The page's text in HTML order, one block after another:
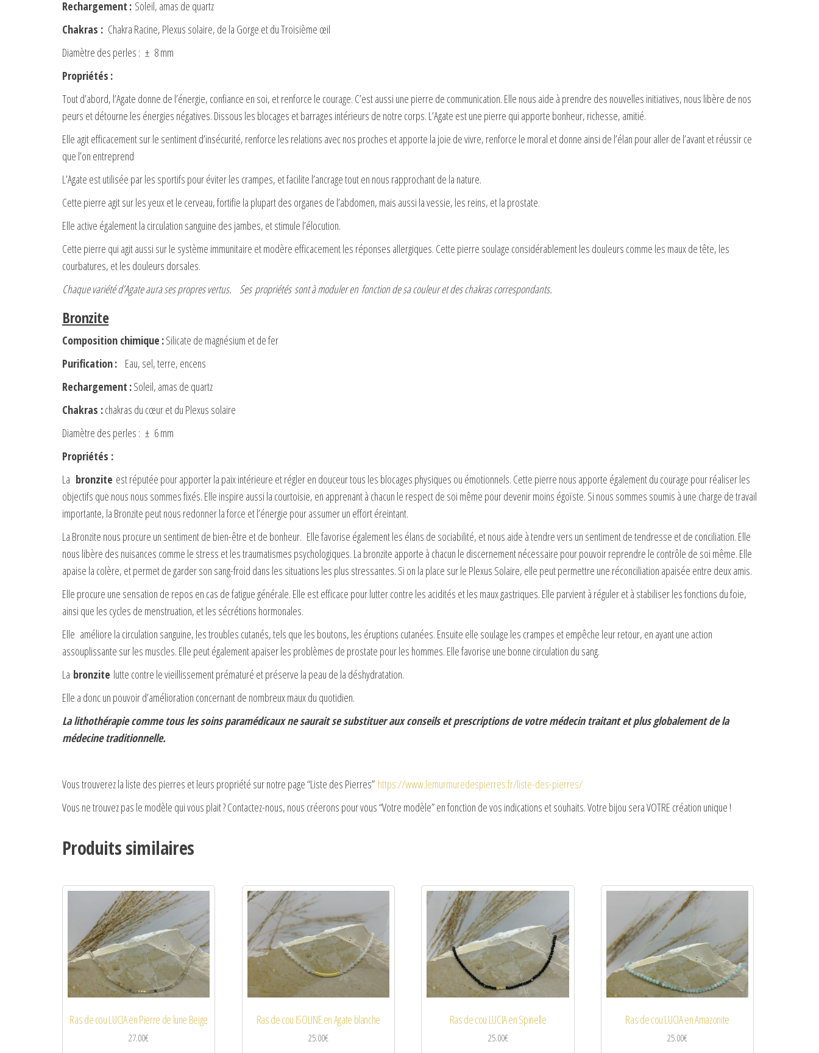
Rechargement : Soleil, amas de quartz
Chakras : Chakra Racine, Plexus solaire, de la Gorge et du Troisième œil
Diamètre des perles : ± 8 mm
Propriétés :
Tout d’abord, l’Agate donne de l’énergie, confiance en soi, et renforce le courage. C’est aussi une pierre de communication. Elle nous aide à prendre des nouvelles initiatives, nous libère de nos
peurs et détourne les énergies négatives. Dissous les blocages et barrages intérieurs de notre corps. L’Agate est une pierre qui apporte bonheur, richesse, amitié.
Elle agit efficacement sur le sentiment d’insécurité, renforce les relations avec nos proches et apporte la joie de vivre, renforce le moral et donne ainsi de l’élan pour aller de l’avant et réussir ce
que l’on entreprend
L’Agate est utilisée par les sportifs pour éviter les crampes, et facilite l’ancrage tout en nous rapprochant de la nature.
Cette pierre agit sur les yeux et le cerveau, fortifie la plupart des organes de l’abdomen, mais aussi la vessie, les reins, et la prostate.
Elle active également la circulation sanguine des jambes, et stimule l’élocution.
Cette pierre qui agit aussi sur le système immunitaire et modère efficacement les réponses allergiques. Cette pierre soulage considérablement les douleurs comme les maux de tête, les
courbatures, et les douleurs dorsales.
Chaque variété d’Agate aura ses propres vertus. Ses propriétés sont à moduler en fonction de sa couleur et des chakras correspondants.
Bronzite
Composition chimique :Silicate de magnésium et de fer
Purification: Eau, sel, terre, encens
Rechargement :Soleil, amas de quartz
Chakras :chakras du cœur et du Plexus solaire
Diamètre des perles : ± 6 mm
Propriétés :
La bronzite est réputée pour apporter la paix intérieure et régler en douceur tous les blocages physiques ou émotionnels. Cette pierre nous apporte également du courage pour réaliser les
objectifs que nous nous sommes fixés. Elle inspire aussi la courtoisie, en apprenant à chacun le respect de soi même pour devenir moins égoïste. Si nous sommes soumis à une charge de travail
importante, la Bronzite peut nous redonner la force et l’énergie pour assumer un effort éreintant.
La Bronzite nous procure un sentiment de bien-être et de bonheur. Elle favorise également les élans de sociabilité, et nous aide à tendre vers un sentiment de tendresse et de conciliation. Elle
nous libère des nuisances comme le stress et les traumatismes psychologiques. La bronzite apporte à chacun le discernement nécessaire pour pouvoir reprendre le contrôle de soi même. Elle
apaise la colère, et permet de garder son sang-froid dans les situations les plus stressantes. Si on la place sur le Plexus Solaire, elle peut permettre une réconciliation apaisée entre deux amis.
Elle procure une sensation de repos en cas de fatigue générale. Elle est efficace pour lutter contre les acidités et les maux gastriques. Elle parvient à réguler et à stabiliser les fonctions du foie,
ainsi que les cycles de menstruation, et les sécrétions hormonales.
Elle améliore la circulation sanguine, les troubles cutanés, tels que les boutons, les éruptions cutanées. Ensuite elle soulage les crampes et empêche leur retour, en ayant une action
assouplissante sur les muscles. Elle peut également apaiser les problèmes de prostate pour les hommes. Elle favorise une bonne circulation du sang.
La bronzite lutte contre le vieillissement prématuré et préserve la peau de la déshydratation.
Elle a donc un pouvoir d’amélioration concernant de nombreux maux du quotidien.
La lithothérapie comme tous les soins paramédicaux ne saurait se substituer aux conseils et prescriptions de votre médecin traitant et plus globalement de la
médecine traditionnelle.
Vous trouverez la liste des pierres et leurs propriété sur notre page “Liste des Pierres” https://www.lemurmuredespierres.fr/liste-des-pierres/
Vous ne trouvez pas le modèle qui vous plait ? Contactez-nous, nous créerons pour vous “Votre modèle” en fonction de vos indications et souhaits. Votre bijou sera VOTRE création unique !
Produits similaires
Ras de cou LUCIA en Pierre de lune Beige
27.00€
Ras de cou ISOLINE en Agate blanche
25.00€
Ras de cou LUCIA en Spinelle
25.00€
Ras de cou LUCIA en Amazonite
25.00€